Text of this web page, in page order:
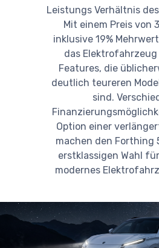
Leistungs Verhältnis
Mit einem Preis von
inklusive 19%
das
Features, die
deutlich teureren
sind.
Option einer
machen den Forthing
erstklassigen Wahl
modernes